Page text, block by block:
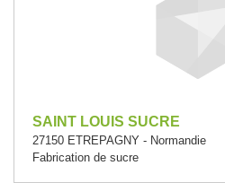
SAINT LOUIS SUCRE
27150 ETREPAGNY - Normandie
Fabrication de sucre